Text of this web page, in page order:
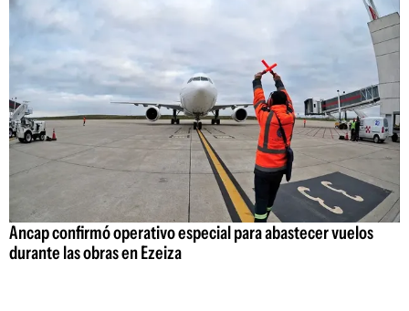
Ancap confirmó operativo especial para abastecer vuelos
durante las obras en Ezeiza